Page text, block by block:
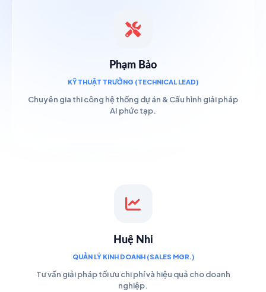
Phạm Bảo
KỸ THUẬT TRƯỞNG (TECHNICAL LEAD)
Chuyên gia thi công hệ thống dự án & Cấu hình giải pháp
AI phức tạp.
Huệ Nhi
QUẢN LÝ KINH DOANH (SALES MGR.)
Tư vấn giải pháp tối ưu chi phí và hiệu quả cho doanh
nghiệp.